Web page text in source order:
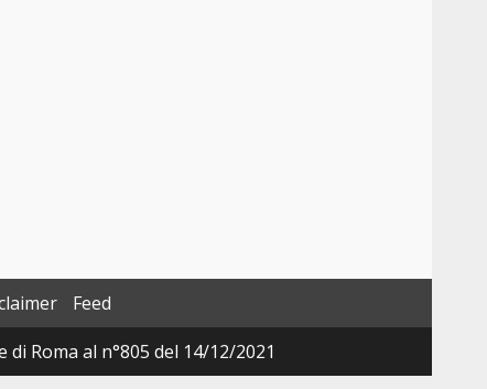
Feed
Roma al n°805 del 14/12/2021